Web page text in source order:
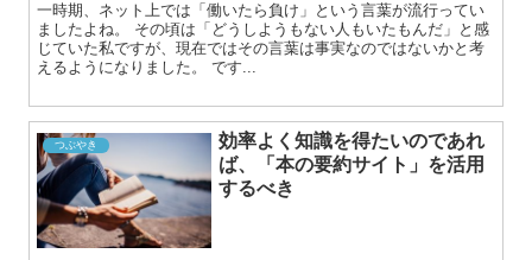
一時期、ネット上では「働いたら負け」という言葉が流行ってい
ましたよね。 その頃は「どうしようもない人もいたもんだ」と感
じていた私ですが、現在ではその言葉は事実なのではないかと考
えるようになりました。 です...
つぶやき
効率よく知識を得たいのであれ
ば、「本の要約サイト」を活用
するべき